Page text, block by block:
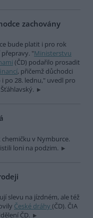
zachovány
bude platit i pro rok
"Ministerstvu
(ČD) podařilo prosadit
, přičemž důchodci
po 28. lednu," uvedl pro
v Nymburce.
loni na podzim.
slevu na jízdném, ale též
České dráhy (ČD). ČIA
ČD.